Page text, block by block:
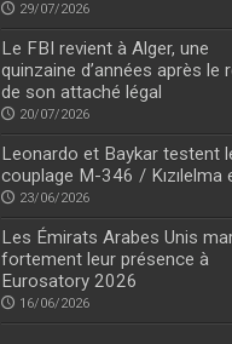
29/07/2026
Le FBI revient à Alger, une
quinzaine d’années après le
de son attaché légal
20/07/2026
Leonardo et Baykar testent
couplage M-346 / Kızılelma
23/06/2026
Les Émirats Arabes Unis
fortement leur présence à
Eurosatory 2026
16/06/2026